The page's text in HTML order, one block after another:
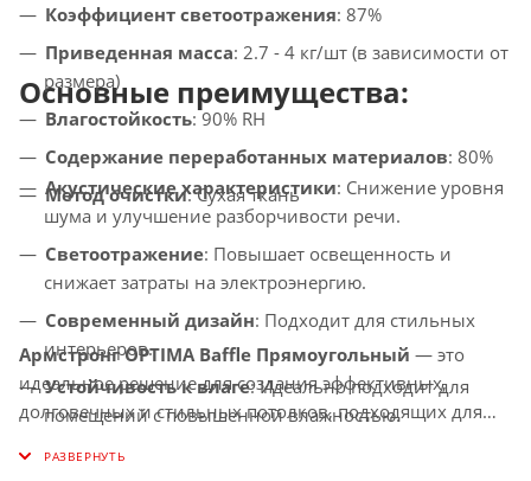
Коэффициент светоотражения: 87%
Приведенная масса: 2.7 - 4 кг/шт (в зависимости от
размера)
Влагостойкость: 90% RH
Содержание переработанных материалов: 80%
Метод очистки: Сухая ткань
Основные преимущества:
Акустические характеристики: Снижение уровня
шума и улучшение разборчивости речи.
Светоотражение: Повышает освещенность и
снижает затраты на электроэнергию.
Современный дизайн: Подходит для стильных
интерьеров.
Устойчивость к влаге: Идеально подходит для
помещений с повышенной влажностью.
Армстронг OPTIMA Baffle Прямоугольный — это
идеальное решение для создания эффективных,
долговечных и стильных потолков, подходящих для